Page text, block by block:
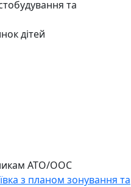
та
дітей
АТО/ООС
з планом зонування та